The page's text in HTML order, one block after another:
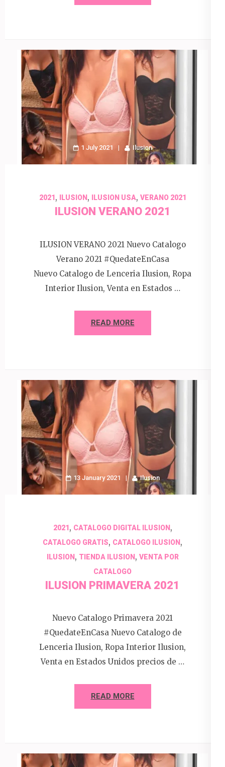
1 July 2021 Ilusion
2021, ILUSION, ILUSION USA, VERANO 2021
ILUSION VERANO 2021
ILUSION VERANO 2021 Nuevo Catalogo
Verano 2021 #QuedateEnCasa
Nuevo Catalogo de Lenceria Ilusion, Ropa
Interior Ilusion, Venta en Estados …
READ MORE
13 January 2021 Ilusion
2021, CATALOGO DIGITAL ILUSION,
CATALOGO GRATIS, CATALOGO ILUSION,
ILUSION, TIENDA ILUSION, VENTA POR
CATALOGO
ILUSION PRIMAVERA 2021
Nuevo Catalogo Primavera 2021
#QuedateEnCasa Nuevo Catalogo de
Lenceria Ilusion, Ropa Interior Ilusion,
Venta en Estados Unidos precios de …
READ MORE